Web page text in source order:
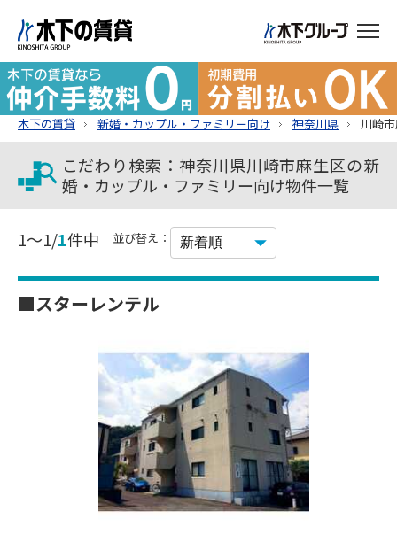
木下の賃貸 新婚・カップル・ファミリー向け 神奈川県 川崎
こだわり検索：神奈川県川崎市麻生区の新
婚・カップル・ファミリー向け物件一覧
1～1/1件中 並び替え：
■スターレンテル